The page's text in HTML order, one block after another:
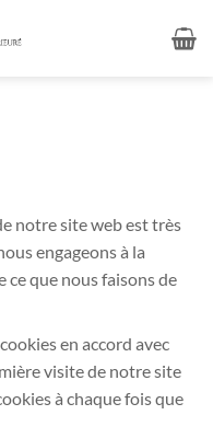
notre site web est très
engageons à la
que nous faisons de
en accord avec
visite de notre site
à chaque fois que